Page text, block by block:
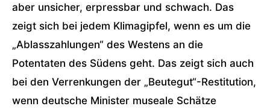
aber unsicher, erpressbar und schwach. Das
zeigt sich bei jedem Klimagipfel, wenn es um die
„Ablasszahlungen“ des Westens an die
Potentaten des Südens geht. Das zeigt sich auch
bei den Verrenkungen der „Beutegut“-Restitution,
wenn deutsche Minister museale Schätze